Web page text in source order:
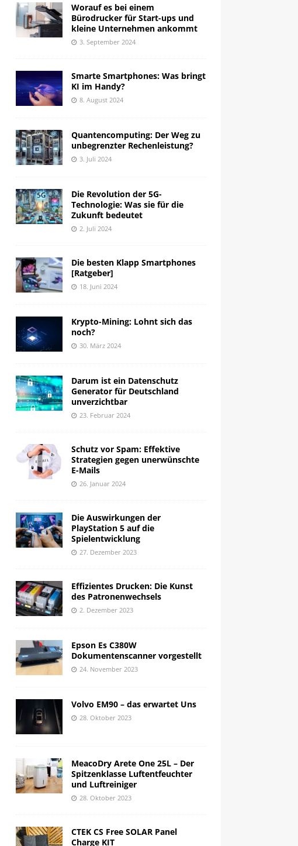
Worauf es bei einem
Bürodrucker für Start-ups und
kleine Unternehmen ankommt
3. September 2024
Smarte Smartphones: Was bringt
KI im Handy?
8. August 2024
Quantencomputing: Der Weg zu
unbegrenzter Rechenleistung?
3. Juli 2024
Die Revolution der 5G-
Technologie: Was sie für die
Zukunft bedeutet
2. Juli 2024
Die besten Klapp Smartphones
[Ratgeber]
18. Juni 2024
Krypto-Mining: Lohnt sich das
noch?
30. März 2024
Darum ist ein Datenschutz
Generator für Deutschland
unverzichtbar
23. Februar 2024
Schutz vor Spam: Effektive
Strategien gegen unerwünschte
E-Mails
26. Januar 2024
Die Auswirkungen der
PlayStation 5 auf die
Spielentwicklung
27. Dezember 2023
Effizientes Drucken: Die Kunst
des Patronenwechsels
2. Dezember 2023
Epson Es C380W
Dokumentenscanner vorgestellt
24. November 2023
Volvo EM90 – das erwartet Uns
28. Oktober 2023
MeacoDry Arete One 25L – Der
Spitzenklasse Luftentfeuchter
und Luftreiniger
28. Oktober 2023
CTEK CS Free SOLAR Panel
Charge KIT